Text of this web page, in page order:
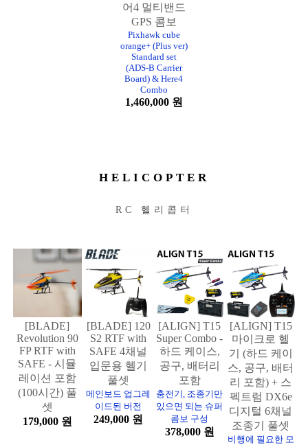
어4 멀티밴드
GPS 콤보
Pixhawk cube
orange+ (Plus ver)
Standard set
(ADS-B Carrier
Board) & Here4
Combo
1,460,000 원
HELICOPTER
RC 헬리콥터
[BLADE]
Revolution 90
FP RTF with
SAFE - 시뮬
레이션 포함
(100시간) 풀
셋
179,000 원
[BLADE] 120
S2 RTF with
SAFE 4채널
입문용 헬기
풀셋
메인보드 업그레
이드된 버전
249,000 원
[ALIGN] T15
Super Combo -
하드 케이스,
공구, 배터리
포함
충전기, 조종기만
있으면 되는 슈퍼
콤보 구성
378,000 원
[ALIGN] T15
마이크로 헬
기 (하드 케이
스, 공구, 배터
리 포함) + 스
펙트럼 DX6e
디지털 6채널
조종기 풀셋
비행에 필요한 모